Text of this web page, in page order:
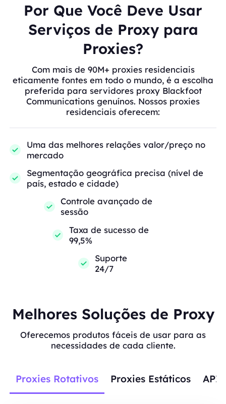
Por Que Você Deve Usar
Serviços de Proxy para
Proxies?
Com mais de 90M+ proxies residenciais
eticamente fontes em todo o mundo, é a escolha
preferida para servidores proxy Blackfoot
Communications genuínos. Nossos proxies
residenciais oferecem:
Uma das melhores relações valor/preço no
mercado
Segmentação geográfica precisa (nível de
país, estado e cidade)
Controle avançado de
sessão
Taxa de sucesso de
99,5%
Suporte
24/7
Melhores Soluções de Proxy
Oferecemos produtos fáceis de usar para as
necessidades de cada cliente.
Proxies Rotativos Proxies Estáticos